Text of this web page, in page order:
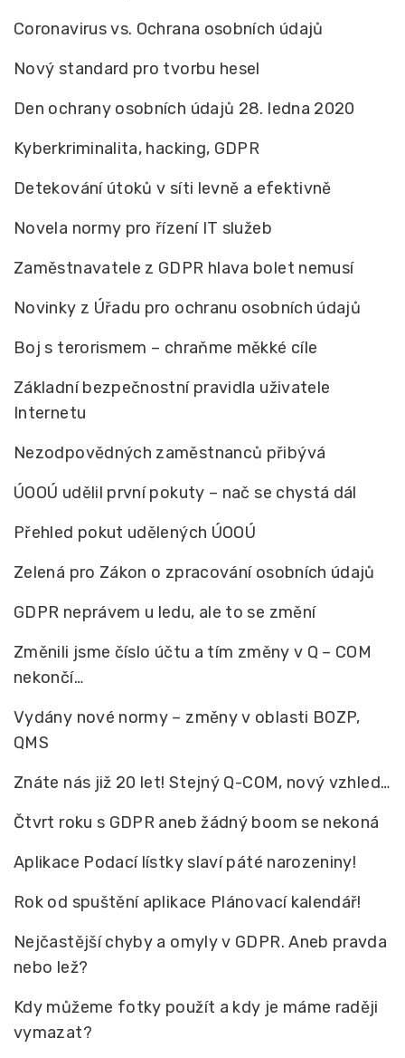
Coronavirus vs. Ochrana osobních údajů
Nový standard pro tvorbu hesel
Den ochrany osobních údajů 28. ledna 2020
Kyberkriminalita, hacking, GDPR
Detekování útoků v síti levně a efektivně
Novela normy pro řízení IT služeb
Zaměstnavatele z GDPR hlava bolet nemusí
Novinky z Úřadu pro ochranu osobních údajů
Boj s terorismem – chraňme měkké cíle
Základní bezpečnostní pravidla uživatele
Internetu
Nezodpovědných zaměstnanců přibývá
ÚOOÚ udělil první pokuty – nač se chystá dál
Přehled pokut udělených ÚOOÚ
Zelená pro Zákon o zpracování osobních údajů
GDPR neprávem u ledu, ale to se změní
Změnili jsme číslo účtu a tím změny v Q – COM
nekončí…
Vydány nové normy – změny v oblasti BOZP,
QMS
Znáte nás již 20 let! Stejný Q-COM, nový vzhled…
Čtvrt roku s GDPR aneb žádný boom se nekoná
Aplikace Podací lístky slaví páté narozeniny!
Rok od spuštění aplikace Plánovací kalendář!
Nejčastější chyby a omyly v GDPR. Aneb pravda
nebo lež?
Kdy můžeme fotky použít a kdy je máme raději
vymazat?